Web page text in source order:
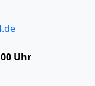
Uhr